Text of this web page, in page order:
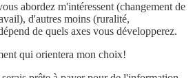
abordez m'intéressent (changement de
d'autres moins (ruralité,
de quels axes vous développerez.
qui orientera mon choix!